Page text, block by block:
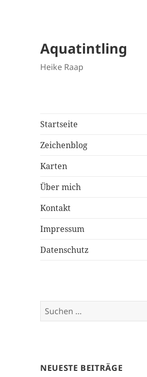
Aquatintling
Heike Raap
Startseite
Zeichenblog
Karten
Über mich
Kontakt
Impressum
Datenschutz
Suchen
nach:
NEUESTE BEITRÄGE